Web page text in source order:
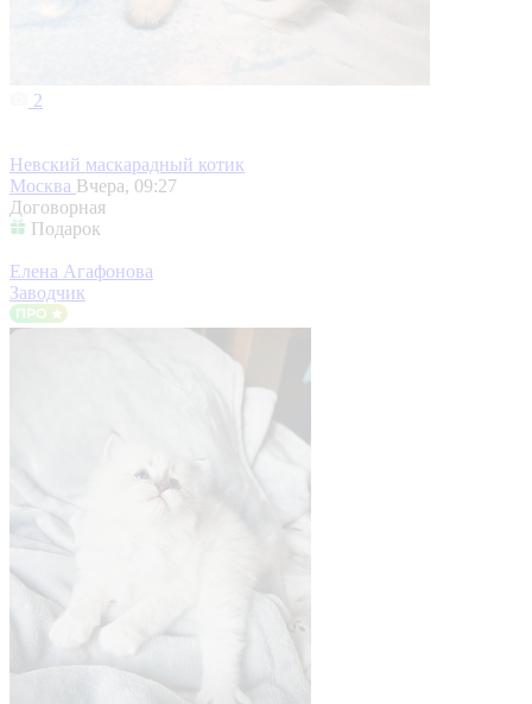
2
Невский маскарадный котик
Москва Вчера, 09:27
Договорная
Подарок
Елена Агафонова
Заводчик